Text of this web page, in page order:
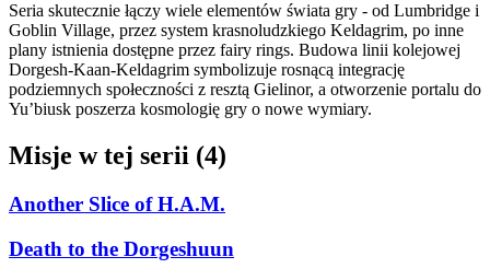
Seria skutecznie łączy wiele elementów świata gry - od Lumbridge i
Goblin Village, przez system krasnoludzkiego Keldagrim, po inne
plany istnienia dostępne przez fairy rings. Budowa linii kolejowej
Dorgesh-Kaan-Keldagrim symbolizuje rosnącą integrację
podziemnych społeczności z resztą Gielinor, a otworzenie portalu do
Yu’biusk poszerza kosmologię gry o nowe wymiary.
Misje w tej serii (4)
Another Slice of H.A.M.
Death to the Dorgeshuun